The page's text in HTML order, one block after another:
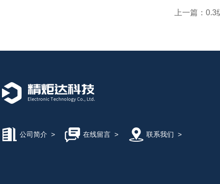
上一篇： 0.3
公司简介 > 在线留言> 联系我们 >